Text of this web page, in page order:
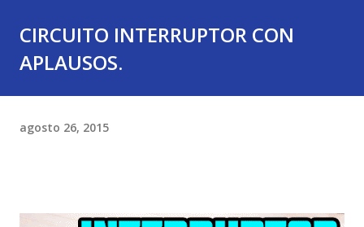
CIRCUITO INTERRUPTOR CON
APLAUSOS.
agosto 26, 2015